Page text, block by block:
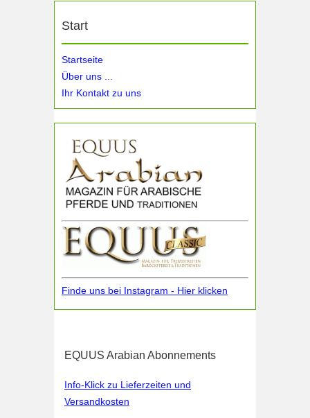
Start
Startseite
Über uns ...
Ihr Kontakt zu uns
Finde uns bei Instagram - Hier klicken
EQUUS Arabian Abonnements
Info-Klick zu Lieferzeiten und
Versandkosten